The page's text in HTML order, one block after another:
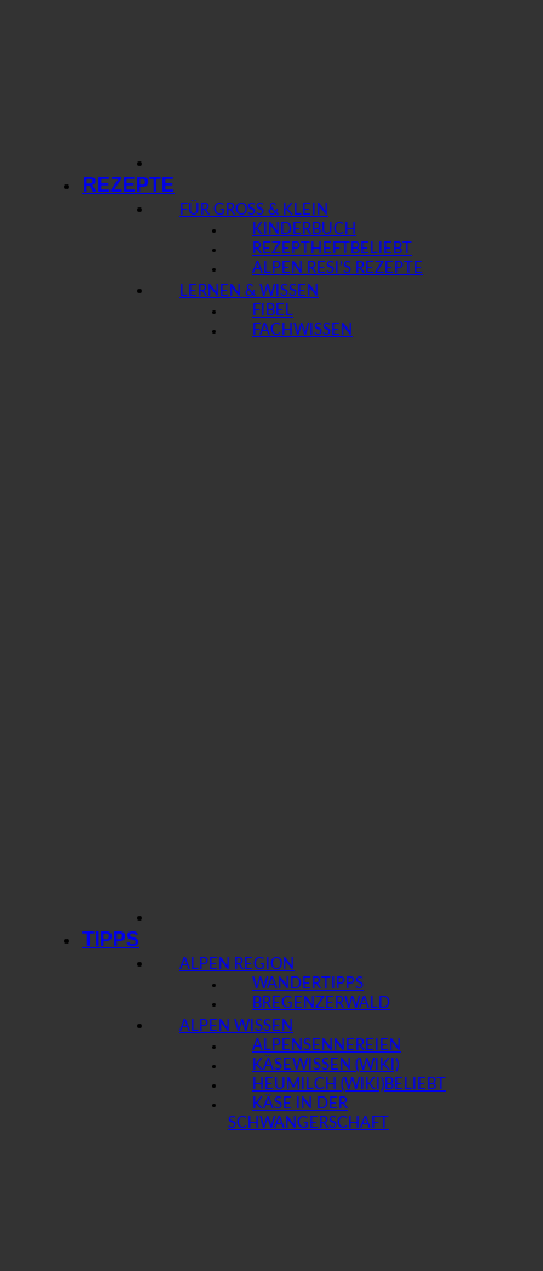
REZEPTE
FÜR GROSS & KLEIN
KINDERBUCH
REZEPTHEFT
ALPEN RESI’S REZEPTE
LERNEN & WISSEN
FIBEL
FACHWISSEN
TIPPS
ALPEN REGION
WANDERTIPPS
BREGENZERWALD
ALPEN WISSEN
ALPENSENNEREIEN
KÄSEWISSEN (WIKI)
HEUMILCH (WIKI)
KÄSE IN DER
SCHWANGERSCHAFT